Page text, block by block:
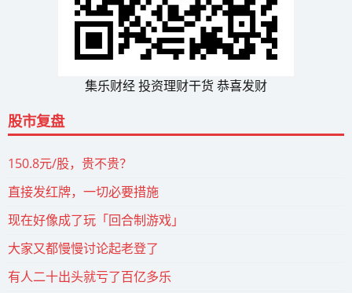
集乐财经 投资理财干货 恭喜发财
股市复盘
150.8元/股，贵不贵？
直接发红牌，一切必要措施
现在好像成了玩「回合制游戏」
大家又都慢慢讨论起老登了
有人二十出头就亏了百亿多乐